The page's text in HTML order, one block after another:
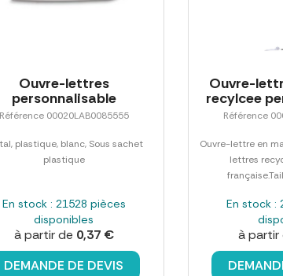
Ouvre-lettres
personnalisable
00020LAB0085555
plastique, blanc, Sous sachet
plastique
En stock : 21528 pièces
disponibles
à partir de 0,37 €
DEMANDE DE DEVIS
Ouvre-
recylcee
Référence
Ouvre-lettre en
lettres
En stock :
à partir